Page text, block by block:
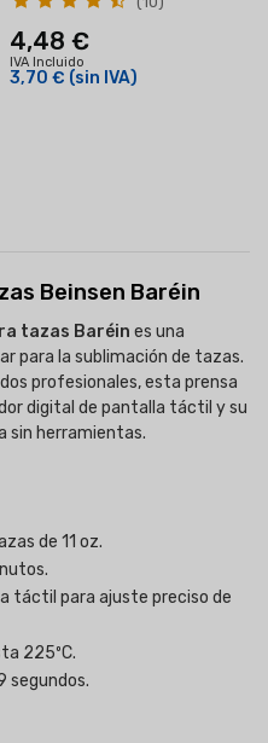
4,48 €
IVA Incluido
3,70 € (sin IVA)
Beinsen Baréin
tazas Baréin es una
para la sublimación de tazas.
profesionales, esta prensa
digital de pantalla táctil y su
sin herramientas.
de 11 oz.
táctil para ajuste preciso de
225ºC.
segundos.